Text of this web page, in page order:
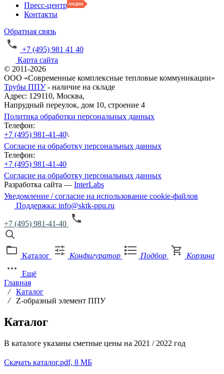
Пресс-центр
Контакты
Обратная связь
+7 (495) 981 41 40
Карта сайта
© 2011-2026
ООО «Современные комплексные тепловые коммуникации»
Трубы ППУ- наличие на складе
Адрес: 129110, Москва,
Напрудный переулок, дом 10, строение 4
Политика обработки персональных данных
Телефон:
+7 (495) 981-41-40\
Согласие на обработку персональных данных
Телефон:
+7 (495) 981-41-40
Согласие на обработку персональных данных
Разработка сайта — InterLabs
Уведомление / согласие на использование cookie-файлов
Поддержка: info@sktk-ppu.ru
+7 (495) 981-41-40
Каталог Конфигуратор Подбор Корзина
Ещё
Главная
/
Каталог
/
Z-образный элемент ППУ
Каталог
В каталоге указаны сметные цены на 2021 / 2022 год
Скачать каталог.pdf, 8 МБ